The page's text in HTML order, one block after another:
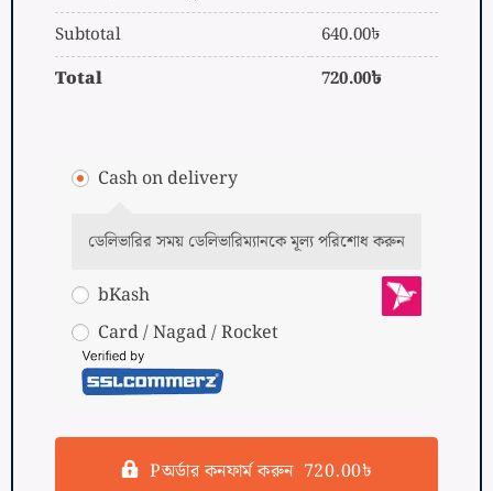
Subtotal
640.00৳
Total
720.00৳
Cash on delivery
ডেলিভারির সময় ডেলিভারিম্যানকে মূল্য পরিশোধ করুন
bKash
Card / Nagad / Rocket
Pঅর্ডার কনফার্ম করুন 720.00৳